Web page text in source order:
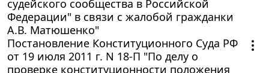
судейского сообщества в Российской
Федерации" в связи с жалобой гражданки
А.В. Матюшенко"
Постановление Конституционного Суда РФ
от 19 июля 2011 г. N 18-П "По делу о
проверке конституционности положения